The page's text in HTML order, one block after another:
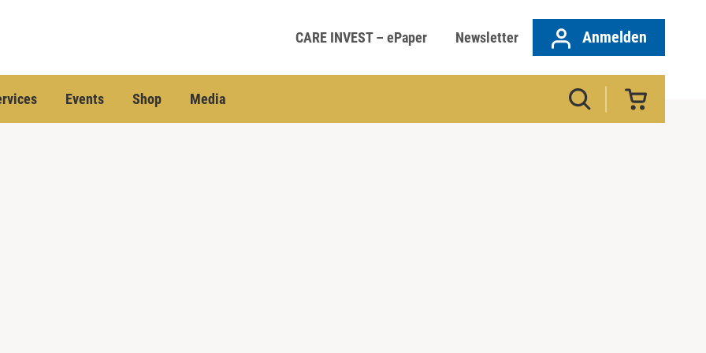
CARE INVEST – ePaper Newsletter Anmelden
Events Shop Media